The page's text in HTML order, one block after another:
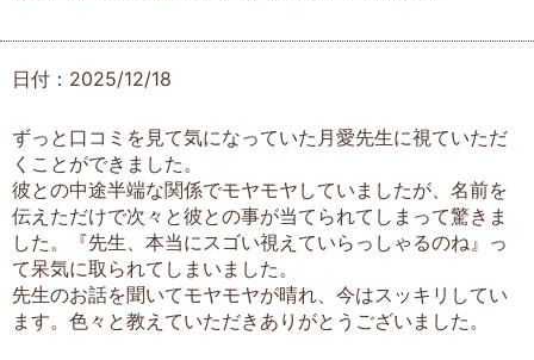
日付：2025/12/18
ずっと口コミを見て気になっていた月愛先生に視ていただ
くことができました。
彼との中途半端な関係でモヤモヤしていましたが、名前を
伝えただけで次々と彼との事が当てられてしまって驚きま
した。『先生、本当にスゴい視えていらっしゃるのね』っ
て呆気に取られてしまいました。
先生のお話を聞いてモヤモヤが晴れ、今はスッキリしてい
ます。色々と教えていただきありがとうございました。